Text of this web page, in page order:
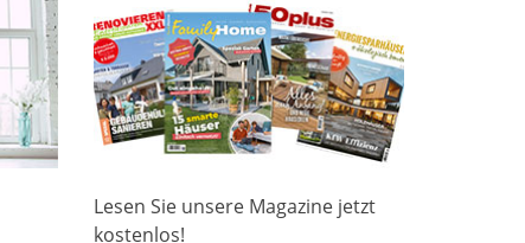
Lesen Sie unsere Magazine jetzt
kostenlos!